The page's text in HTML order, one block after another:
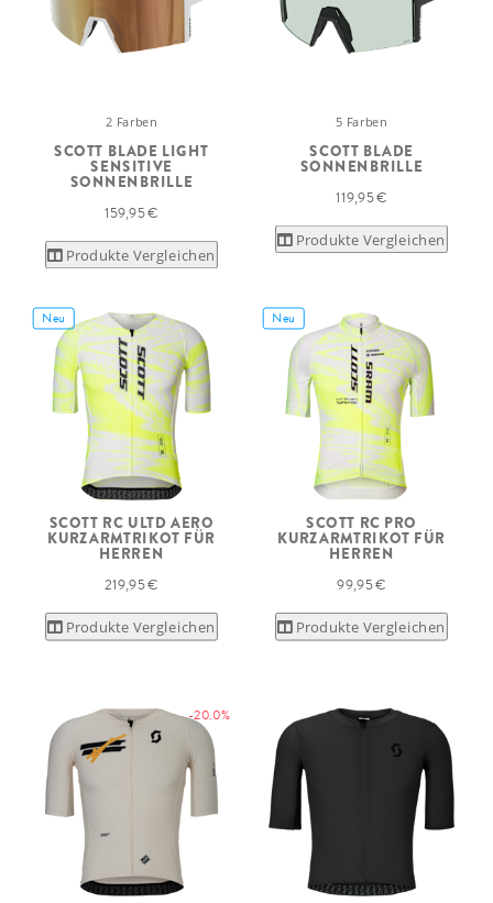
2 Farben
SCOTT BLADE LIGHT
SENSITIVE
SONNENBRILLE
159,95 €
Produkte Vergleichen
5 Farben
SCOTT BLADE
SONNENBRILLE
119,95 €
Produkte Vergleichen
Neu
SCOTT RC ULTD AERO
KURZARMTRIKOT FÜR
HERREN
219,95 €
Produkte Vergleichen
Neu
SCOTT RC PRO
KURZARMTRIKOT FÜR
HERREN
99,95 €
Produkte Vergleichen
-20.0%